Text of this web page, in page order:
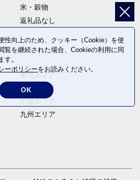
米・穀物
返礼品なし
東北エリア
中部エリア
中国エリア
九州エリア
性向上のため、クッキー（Cookie）を使
覧を継続された場合、Cookieの利用に同
。
ーポリシーをお読みください。
OK